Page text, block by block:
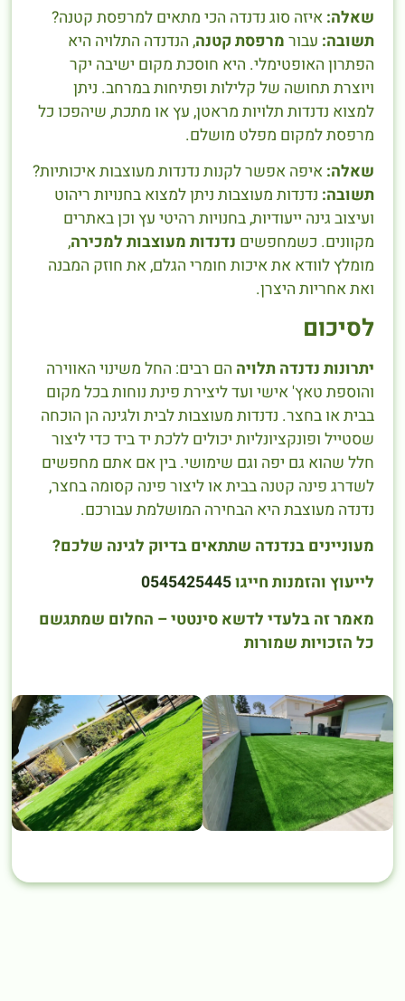
שאלה: איזה סוג נדנדה הכי מתאים למרפסת קטנה?
תשובה: עבור מרפסת קטנה, הנדנדה התלויה היא
הפתרון האופטימלי. היא חוסכת מקום ישיבה יקר
ויוצרת תחושה של קלילות ופתיחות במרחב. ניתן
למצוא נדנדות תלויות מראטן, עץ או מתכת, שיהפכו כל
מרפסת למקום מפלט מושלם.
שאלה: איפה אפשר לקנות נדנדות מעוצבות איכותיות?
תשובה: נדנדות מעוצבות ניתן למצוא בחנויות ריהוט
ועיצוב גינה ייעודיות, בחנויות רהיטי עץ וכן באתרים
מקוונים. כשמחפשים נדנדות מעוצבות למכירה,
מומלץ לוודא את איכות חומרי הגלם, את חוזק המבנה
ואת אחריות היצרן.
לסיכום
יתרונות נדנדה תלויה הם רבים: החל משינוי האווירה
והוספת טאץ' אישי ועד ליצירת פינת נוחות בכל מקום
בבית או בחצר. נדנדות מעוצבות לבית ולגינה הן הוכחה
שסטייל ופונקציונליות יכולים ללכת יד ביד כדי ליצור
חלל שהוא גם יפה וגם שימושי. בין אם אתם מחפשים
לשדרג פינה קטנה בבית או ליצור פינה קסומה בחצר,
נדנדה מעוצבת היא הבחירה המושלמת עבורכם.
מעוניינים בנדנדה שתתאים בדיוק לגינה שלכם?
לייעוץ והזמנות חייגו0545425445
מאמר זה בלעדי לדשא סינטטי – החלום שמתגשם
כל הזכויות שמורות